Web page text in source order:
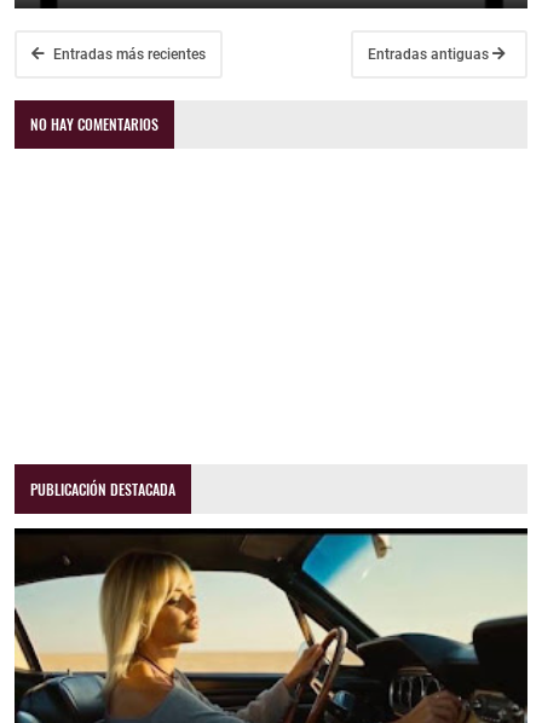
Entradas más recientes Entradas antiguas
NO HAY COMENTARIOS
PUBLICACIÓN DESTACADA